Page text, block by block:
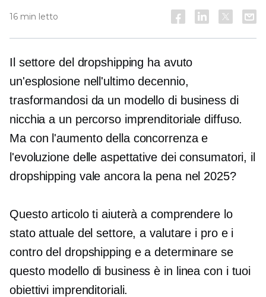
16 min letto
Il settore del dropshipping ha avuto
un'esplosione nell'ultimo decennio,
trasformandosi da un modello di business di
nicchia a un percorso imprenditoriale diffuso.
Ma con l'aumento della concorrenza e
l'evoluzione delle aspettative dei consumatori, il
dropshipping vale ancora la pena nel 2025?
Questo articolo ti aiuterà a comprendere lo
stato attuale del settore, a valutare i pro e i
contro del dropshipping e a determinare se
questo modello di business è in linea con i tuoi
obiettivi imprenditoriali.